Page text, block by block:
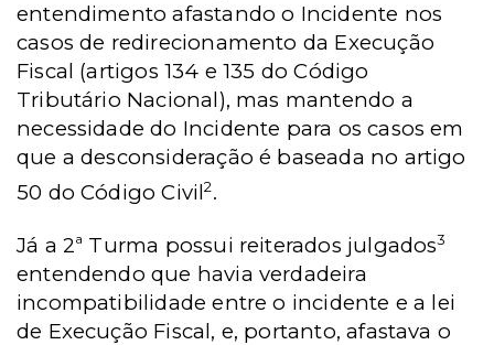
entendimento afastando o Incidente nos
casos de redirecionamento da Execução
Fiscal (artigos 134 e 135 do Código
Tributário Nacional), mas mantendo a
necessidade do Incidente para os casos em
que a desconsideração é baseada no artigo
50 do Código Civil2.
Já a 2ª Turma possui reiterados julgados3
entendendo que havia verdadeira
incompatibilidade entre o incidente e a lei
de Execução Fiscal, e, portanto, afastava o